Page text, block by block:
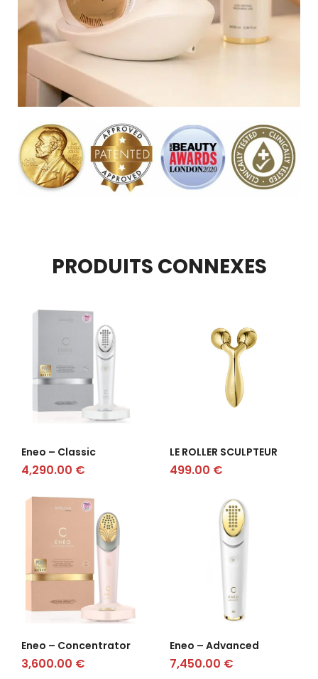
PRODUITS CONNEXES
Eneo – Classic
4,290.00 €
LE ROLLER SCULPTEUR
499.00 €
Eneo – Concentrator
3,600.00 €
Eneo – Advanced
7,450.00 €